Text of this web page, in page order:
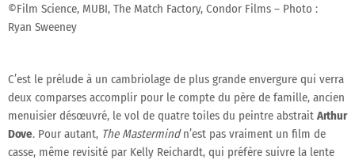
©Film Science, MUBI, The Match Factory, Condor Films – Photo :
Ryan Sweeney
C’est le prélude à un cambriolage de plus grande envergure qui verra
deux comparses accomplir pour le compte du père de famille, ancien
menuisier désœuvré, le vol de quatre toiles du peintre abstrait Arthur
Dove. Pour autant, The Mastermindn’est pas vraiment un film de
casse, même revisité par Kelly Reichardt, qui préfère suivre la lente